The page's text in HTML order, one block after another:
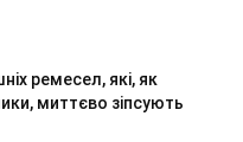
ремесел, які, як
миттєво зіпсують